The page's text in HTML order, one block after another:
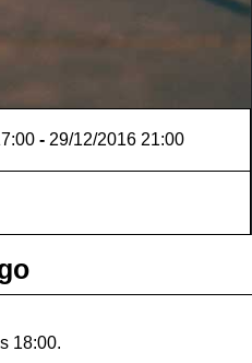
- 29/12/2016 21:00
18:00.